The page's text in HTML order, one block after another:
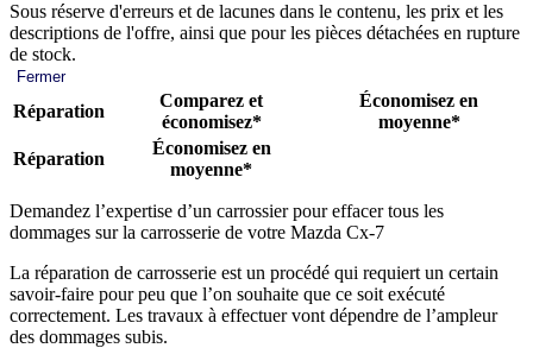
Sous réserve d'erreurs et de lacunes dans le contenu, les prix et les
descriptions de l'offre, ainsi que pour les pièces détachées en rupture
de stock.
Fermer
Réparation
Comparez et
économisez*
Économisez en
moyenne*
Réparation
Économisez en
moyenne*
Demandez l’expertise d’un carrossier pour effacer tous les
dommages sur la carrosserie de votre Mazda Cx-7
La réparation de carrosserie est un procédé qui requiert un certain
savoir-faire pour peu que l’on souhaite que ce soit exécuté
correctement. Les travaux à effectuer vont dépendre de l’ampleur
des dommages subis.